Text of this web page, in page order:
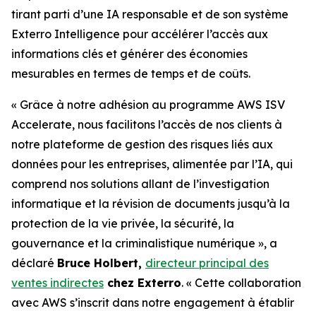
tirant parti d’une IA responsable et de son système
Exterro Intelligence pour accélérer l’accès aux
informations clés et générer des économies
mesurables en termes de temps et de coûts.
« Grâce à notre adhésion au programme AWS ISV
Accelerate, nous facilitons l’accès de nos clients à
notre plateforme de gestion des risques liés aux
données pour les entreprises, alimentée par l’IA, qui
comprend nos solutions allant de l’investigation
informatique et la révision de documents jusqu’à la
protection de la vie privée, la sécurité, la
gouvernance et la criminalistique numérique », a
déclaré Bruce Holbert, directeur principal des
ventes indirectes chez Exterro. « Cette collaboration
avec AWS s’inscrit dans notre engagement à établir